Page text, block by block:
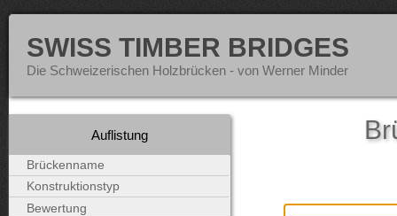
SWISS TIMBER BRIDGES
Die Schweizerischen Holzbrücken - von Werner Minder
Auflistung
Brückenname
Konstruktionstyp
Bewertung